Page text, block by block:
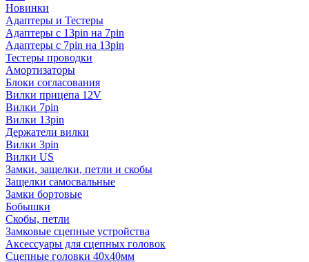
Новинки
Адаптеры и Тестеры
Адаптеры с 13pin на 7pin
Адаптеры с 7pin на 13pin
Тестеры проводки
Амортизаторы
Блоки согласования
Вилки прицепа 12V
Вилки 7pin
Вилки 13pin
Держатели вилки
Вилки 3pin
Вилки US
Замки, защелки, петли и скобы
Защелки самосвальные
Замки бортовые
Бобышки
Скобы, петли
Замковые сцепные устройства
Аксессуары для сцепных головок
Сцепные головки 40x40мм